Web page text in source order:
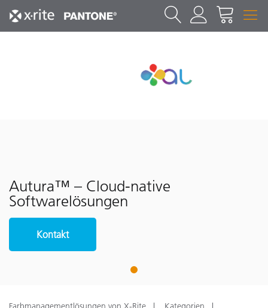
Autura™ – Cloud-native
Softwarelösungen
Kontakt
1